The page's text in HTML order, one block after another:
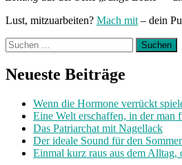
Lust, mitzuarbeiten? Mach mit – dein
Suchen
nach:
Neueste Beiträge
Wenn die Hormone verrückt
Eine Welt erschaffen, in der man
Das Patriarchat mit Nagellack
Der ideale Sound für den
Einmal kurz raus aus dem Alltag,